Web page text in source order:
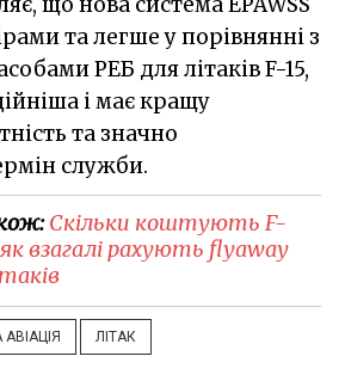
та легше у порівнянні з
РЕБ для літаків F-15,
і має кращу
та значно
служби.
Скільки коштують F-
як взагалі рахують flyaway
ЛІТАК